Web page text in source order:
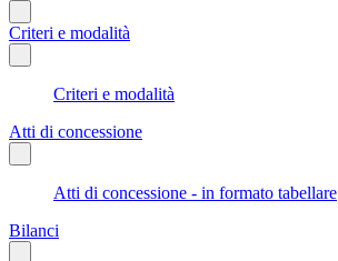
Criteri e modalità
Criteri e modalità
Atti di concessione
Atti di concessione - in formato tabellare
Bilanci